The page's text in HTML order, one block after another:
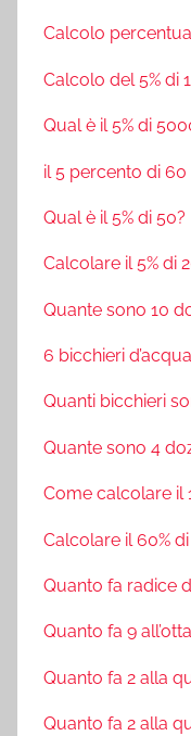
Calcolo
Calcolo del 5% di
Qual è il 5% di
il 5 percento di 60
Qual è il 5% di 50?
Calcolare il 5% di
Quante sono 10
6 bicchieri
Quanti bicchieri
Quante sono 4
Come calcolare il
Calcolare il 60% di
Quanto fa radice
Quanto fa 9
Quanto fa 2 alla
Quanto fa 2 alla